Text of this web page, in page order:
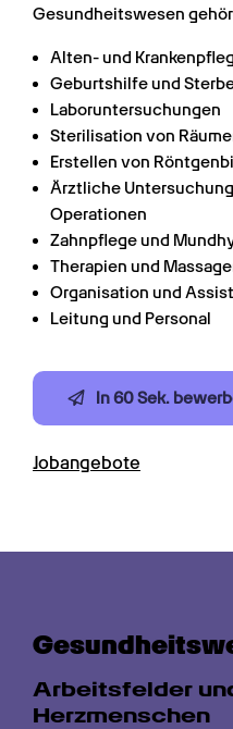
Gesundheitswesen
Alten- und
Geburtshilfe und
Laboruntersuchungen
Sterilisation von
Erstellen von
Ärztliche
Operationen
Zahnpflege und
Therapien und
Organisation und
Leitung und Personal
In 60 Sek.
Jobangebote
Arbeitsfelder
Herzmenschen